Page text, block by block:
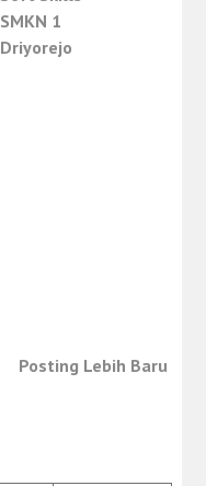
SMKN 1
Driyorejo
Posting Lebih Baru